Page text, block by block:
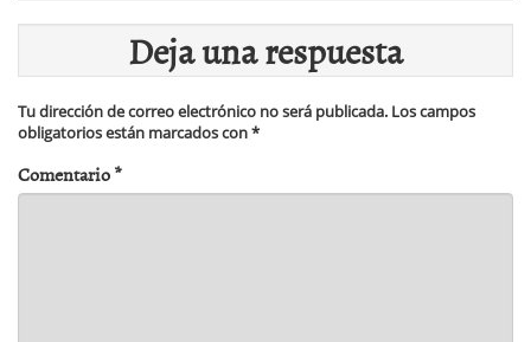
Deja una respuesta
Tu dirección de correo electrónico no será publicada. Los campos
obligatorios están marcados con*
Comentario*